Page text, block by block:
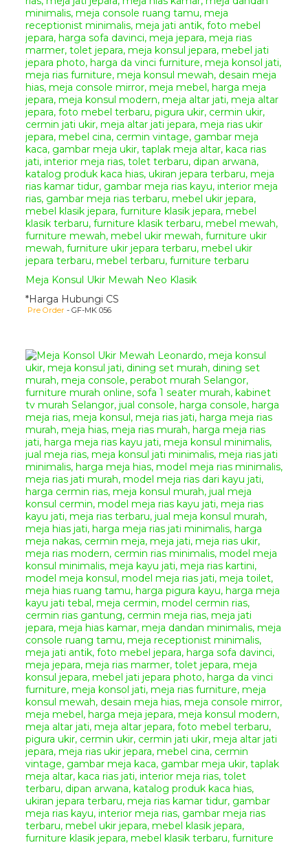
Meja Konsul Ukir Mewah Neo Klasik
*Harga Hubungi CS
Pre Order - GF-MK 056